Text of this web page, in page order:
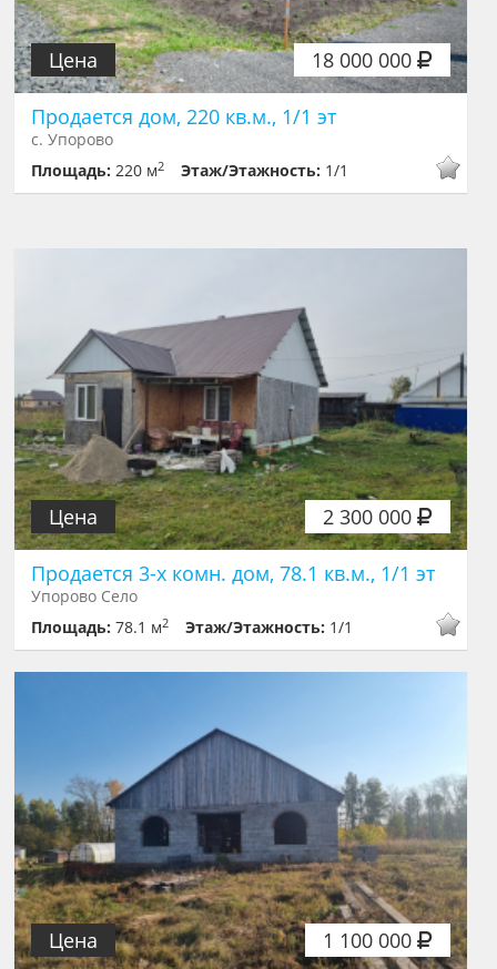
18 000 000
Цена
Продается дом, 220 кв.м., 1/1 эт
с. Упорово
Площадь:220 м2 Этаж/Этажность: 1/1
2 300 000
Цена
Продается 3-х комн. дом, 78.1 кв.м., 1/1 эт
Упорово Село
Площадь:78.1 м2 Этаж/Этажность: 1/1
1 100 000
Цена